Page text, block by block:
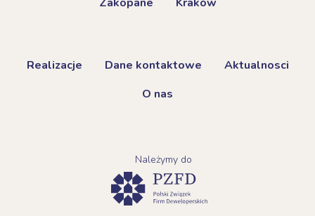
Realizacje Dane kontaktowe
Aktualnosci
O nas
Należymy do